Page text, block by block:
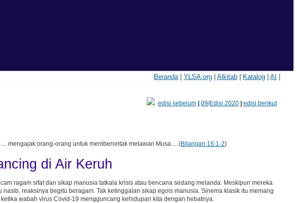
Beranda| YLSA.org| Alkitab| Katalog| AI
edisi sebelum| 09/Edisi 2020| edisi berikut
orang-orang untuk memberontak melawan Musa.... (Bilangan 16:1-2)
di Air Keruh
ragam sifat dan sikap manusia tatkala krisis atau bencana sedang melanda. Meskipun mereka
reaksinya begitu beragam. Tak ketinggalan sikap egois manusia. Sinema klasik itu memang
wabah virus Covid-19 mengguncang kehidupan kita dengan hebatnya.